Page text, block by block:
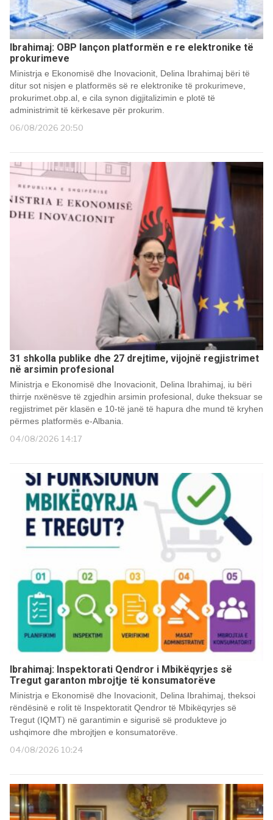
Ibrahimaj: OBP lançon platformën e re elektronike të
prokurimeve
Ministrja e Ekonomisë dhe Inovacionit, Delina Ibrahimaj bëri të
ditur sot nisjen e platformës së re elektronike të prokurimeve,
prokurimet.obp.al, e cila synon digjitalizimin e plotë të
administrimit të kërkesave për prokurim.
06/08/2026 20:50
31 shkolla publike dhe 27 drejtime, vijojnë regjistrimet
në arsimin profesional
Ministrja e Ekonomisë dhe Inovacionit, Delina Ibrahimaj, iu bëri
thirrje nxënësve të zgjedhin arsimin profesional, duke theksuar se
regjistrimet për klasën e 10-të janë të hapura dhe mund të kryhen
përmes platformës e-Albania.
04/08/2026 14:17
Ibrahimaj: Inspektorati Qendror i Mbikëqyrjes së
Tregut garanton mbrojtje të konsumatorëve
Ministrja e Ekonomisë dhe Inovacionit, Delina Ibrahimaj, theksoi
rëndësinë e rolit të Inspektoratit Qendror të Mbikëqyrjes së
Tregut (IQMT) në garantimin e sigurisë së produkteve jo
ushqimore dhe mbrojtjen e konsumatorëve.
04/08/2026 10:24